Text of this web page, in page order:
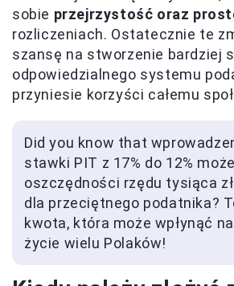
sobie przejrzystość oraz
rozliczeniach. Ostatecznie te
szansę na stworzenie bardziej
odpowiedzialnego systemu
przyniesie korzyści całemu
Did you know that
stawki PIT z 17% do 12%
oszczędności rzędu tysiąca
dla przeciętnego podatnika?
kwota, która może wpłynąć
życie wielu Polaków!